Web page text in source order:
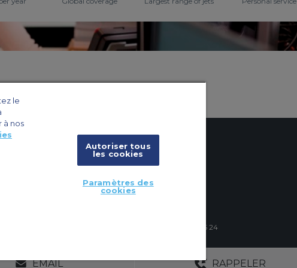
EMAIL RAPPELER
SANS ENGAGEMENT 25 ANS D’EXPÉRIENCE
Roundabout, 1040 Brussels, Belgium | +32 2 886 15 24
le
à nos
Autoriser tous
les cookies
Paramètres des
cookies